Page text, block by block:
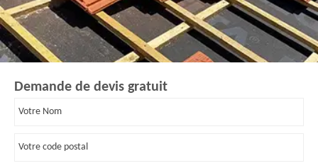
Demande de devis gratuit